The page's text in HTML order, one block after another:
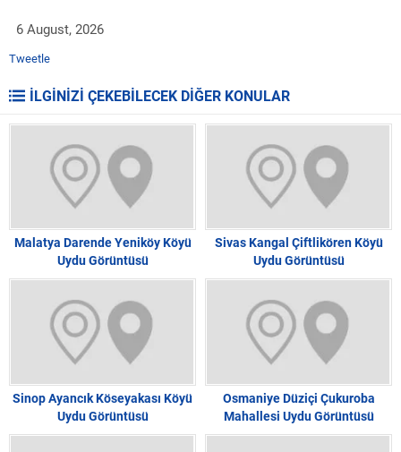
6 August, 2026
Tweetle
İLGİNİZİ ÇEKEBİLECEK DİĞER KONULAR
Malatya Darende Yeniköy Köyü
Uydu Görüntüsü
Sivas Kangal Çiftlikören Köyü
Uydu Görüntüsü
Sinop Ayancık Köseyakası Köyü
Uydu Görüntüsü
Osmaniye Düziçi Çukuroba
Mahallesi Uydu Görüntüsü